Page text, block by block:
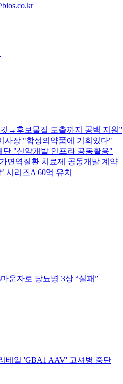
→후보물질 도출까지 공백 지원”
사장 "합성의약품에 기회있다"
단 "신약개발 인프라 공동활용"
면역질환 치료제 공동개발 계약
시리즈A 60억 유치
운자로 당뇨병 3상 “실패”
베일 'GBA1 AAV' 고셔병 중단